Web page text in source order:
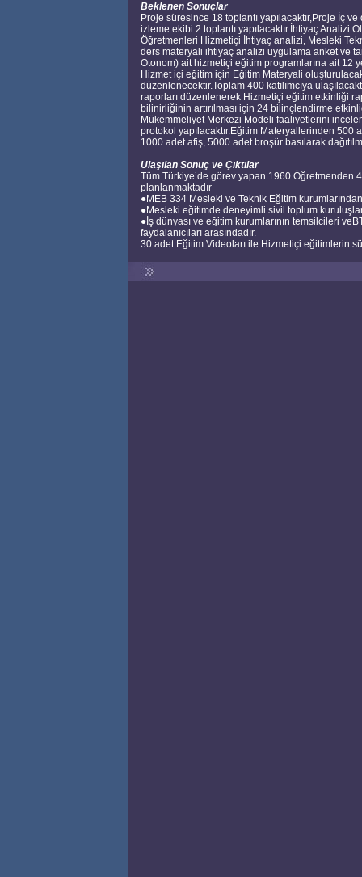
Beklenen Sonuçlar
Proje süresince 18 toplantı yapılacaktır,Proje İç
izleme ekibi 2 toplantı yapılacaktır.İhtiyaç Analizi
Öğretmenleri Hizmetiçi İhtiyaç analizi, Mesleki
ders materyali ihtiyaç analizi uygulama anket ve
Otonom) ait hizmetiçi eğitim programlarına ait 12
Hizmet içi eğitim için Eğitim Materyali
düzenlenecektir.Toplam 400 katılımcıya
raporları düzenlenerek Hizmetiçi eğitim etkinliği
bilinirliğinin artırılması için 24 bilinçlendirme
Mükemmeliyet Merkezi Modeli faaliyetlerini
protokol yapılacaktır.Eğitim Materyallerinden 500
1000 adet afiş, 5000 adet broşür basılarak
Ulaşılan Sonuç ve Çıktılar
Tüm Türkiye’de görev yapan 1960 Öğretmenden
planlanmaktadır
●MEB 334 Mesleki ve Teknik Eğitim
●Mesleki eğitimde deneyimli sivil toplum
●İş dünyası ve eğitim kurumlarının temsilcileri
faydalanıcıları arasındadır.
30 adet Eğitim Videoları ile Hizmetiçi eğitimlerin